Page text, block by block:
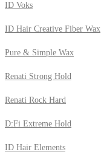
ID Voks
ID Hair Creative Fiber Wax
Pure & Simple Wax
Renati Strong Hold
Renati Rock Hard
D:Fi Extreme Hold
ID Hair Elements